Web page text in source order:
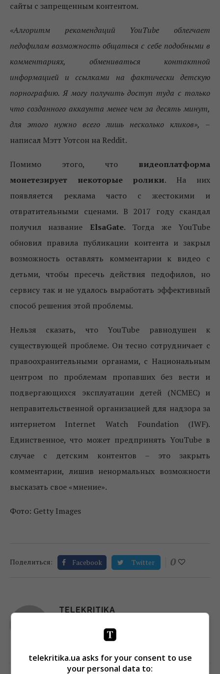
сайты с запрещенным контентом.
«Алгоритм рекомендаций YouTube облегчает
педофилам возможность общаться с себе подобными в
комментариях, обмениваться контактной
информацией и ссылками на фактически детскую
порнографию. Я могу получить доступ туда с только
что созданного аккаунта менее чем за десять минут,
для этого нужно всего лишь несколько кликов», –
написал Мэтт Уотсон на Reddit.
Помимо этого, что видеоплатформа
монетезирует некоторые ролики. На них
появляется реклама часто с жестокими и
отвратительными сценами. В 2017 году скандал
получил название ElsaGate. Тогда же YouTube
обновил правила публикации контента и закрыл
возможность оставлять комментарии к видео с
детьми, чтобы пресечь действия педофилов, но
сервису так и не удалось выработать эффективный
способ решения этой проблемы.
Нельзя сказать, что YouTube равнодушен к
существующей проблеме. Он тесно сотрудничает с
правоохранительными органами, с Национальным
центром по проблемам пропавших без вести и
подвергающихся эксплуатации детей (NCMEC) и
неправительственной организацией для надзора за
интернетом Internet Watch Foundation (IWF).
Единственное, что может предпринять YouTube в
случае с детским контентов – это закрыть
комментарии, лишив ненормальных возможности
высказать свое «мнение».
Фото: Getty Images
Поделиться: Facebook Twitter 0
TELEKRITIKA
telekritika.ua asks for your consent to use
your personal data to: